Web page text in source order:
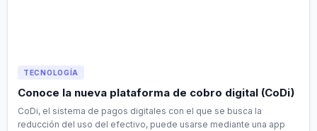
TECNOLOGÍA
Conoce la nueva plataforma de cobro digital (CoDi)
CoDi, el sistema de pagos digitales con el que se busca la
reducción del uso del efectivo, puede usarse mediante una app